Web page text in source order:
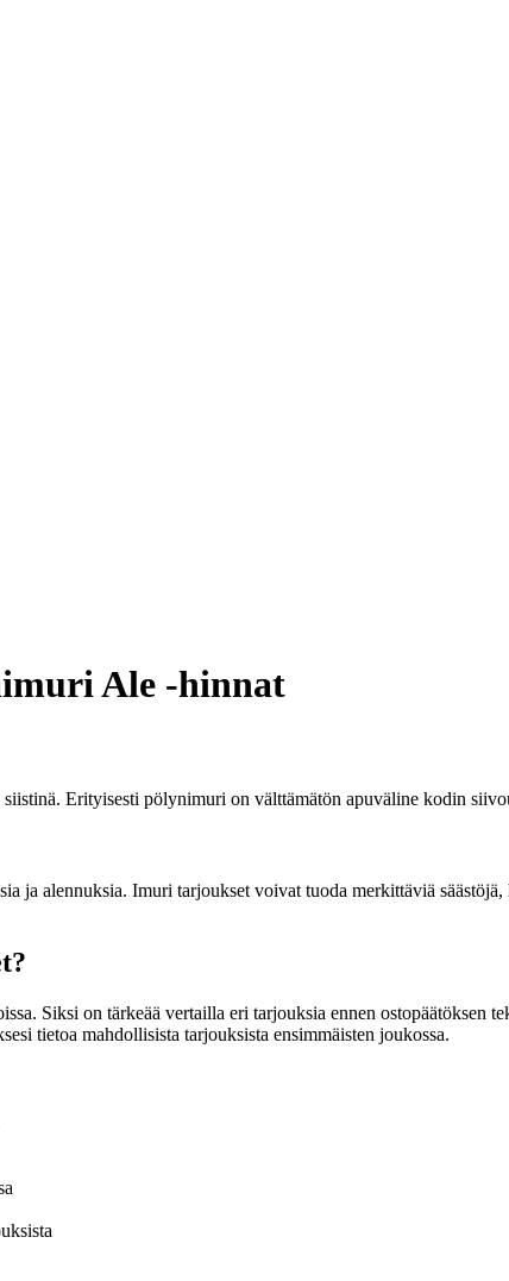
Ale -hinnat
Erityisesti pölynimuri on välttämätön apuväline kodin
ja alennuksia. Imuri tarjoukset voivat tuoda merkittäviä
Siksi on tärkeää vertailla eri tarjouksia ennen ostopäätöksen
tietoa mahdollisista tarjouksista ensimmäisten joukossa.